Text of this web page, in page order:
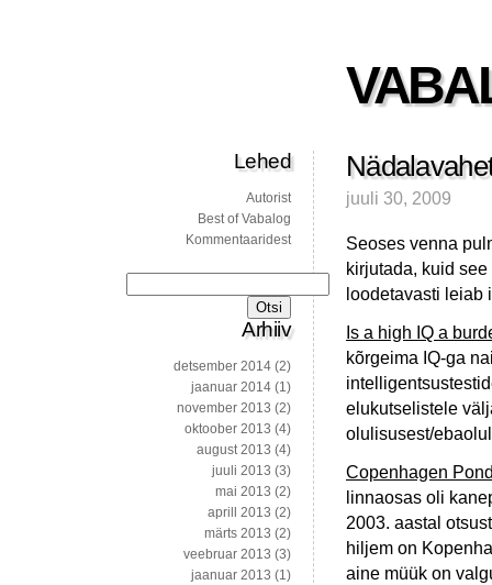
juuli 30, 2009
Seoses venna
kirjutada, kuid
loodetavasti leiab
Is a high IQ a
kõrgeima IQ-ga
elukutselistele
olulisusest/
Copenhagen
linnaosas oli
2003. aastal
hiljem on
aine müük on
Lehed
Autorist
Best of Vabalog
Kommentaaridest
Arhiiv
detsember 2014 (2)
jaanuar 2014 (1)
november 2013 (2)
oktoober 2013 (4)
august 2013 (4)
juuli 2013 (3)
mai 2013 (2)
aprill 2013 (2)
märts 2013 (2)
veebruar 2013 (3)
jaanuar 2013 (1)